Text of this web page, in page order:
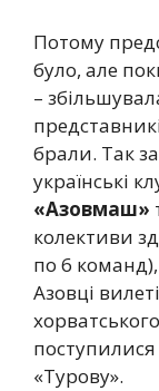
Потому
було, але
–
брали. Так
українські
«Азовмаш»
колективи
по 6
Азовці
«Турову».